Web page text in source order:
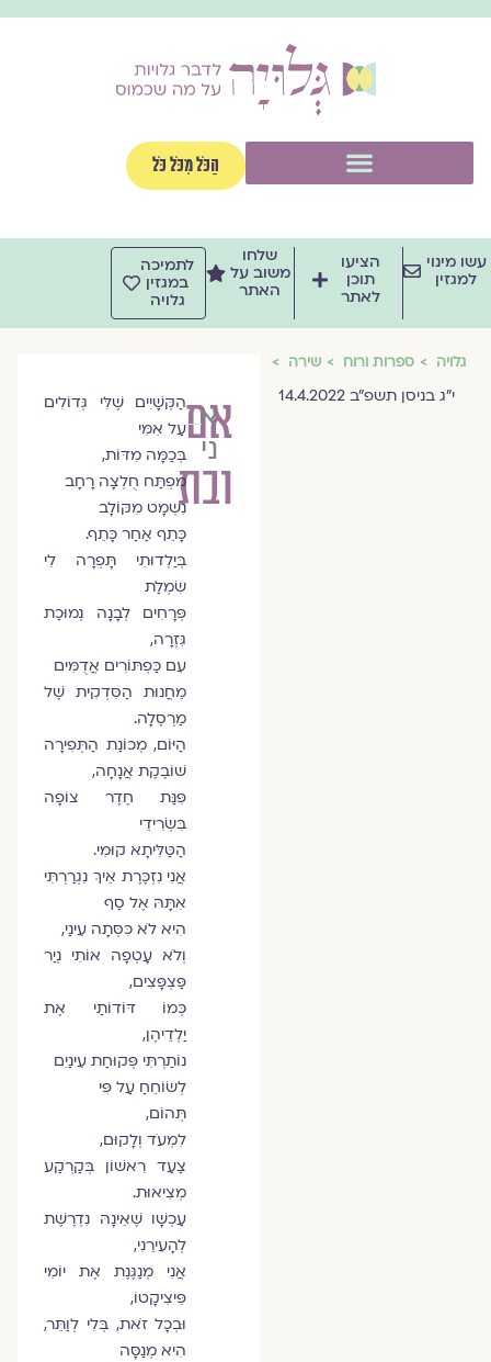
הַכֹּל מִכֹּל כֹּל
מינוי
למגזין
הציעו
תוכן
לאתר
שלחו
משוב על
האתר
לתמיכה
במגזין
גלויה
גלויה ספרות ורוח שירה
י״ג בניסן תשפ״ב 14.4.2022
אם
ובת
אריאלה
נידם-פרץ
הַקְּשָׁיִים שֶׁלִּי גְּדוֹלִים
עַל אִמִּי
בְּכַמָּה מִדּוֹת,
מִפְתַּח חֻלְצָה רָחָב
נִשְׁמָט מִקּוֹלָב
כָּתֵף אַחַר כָּתֵף.
בְּיַלְדוּתִי תָּפְרָה לִי
שִׂמְלַת
פְּרָחִים לְבָנָה נְמוּכַת
גִּזְרָה,
עִם כַּפְתּוֹרִים אֲדֻמִּים
מֵחֲנוּת הַסִּדְקִית שֶׁל
מַרְסֶלָה.
הַיּוֹם, מְכוֹנַת הַתְּפִירָה
שׁוֹבֶקֶת אֲנָחָה,
פִּנַּת חֶדֶר צוֹפָה
בִּשְׂרִידֵי
הַטַּלִּיתָא קוּמִי.
אֲנִי נִזְכֶּרֶת אֵיךְ נִגְרַרְתִּי
אִתָּהּ אֶל סַף
הִיא לֹא כִּסְּתָה עֵינַי,
וְלֹא עָטְפָה אוֹתִי נְיַר
פַּצְפָּצִים,
כְּמוֹ דּוֹדוֹתַי אֶת
יַלְדֵיהֶן,
נוֹתַרְתִּי פְּקוּחַת עֵינַיִם
לְשׂוֹחֵחַ עַל פִּי
תְּהוֹם,
לִמְעֹד וְלָקוּם,
צַעַד רִאשׁוֹן בְּקַרְקַע
מְצִיאוּת.
עַכְשָׁו שֶׁאֵינָהּ נִדְרֶשֶׁת
לְהָעִירֵנִי,
אֲנִי מְנַגֶּנֶת אֶת יוֹמִי
פִּיצִיקָטוֹ,
וּבְכָל זֹאת, בְּלִי לְוַתֵּר,
הִיא מְנַסָּה